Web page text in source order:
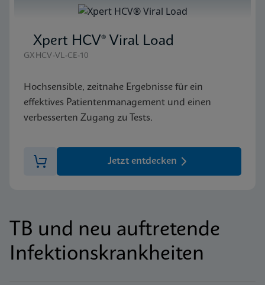
Xpert HCV® Viral Load
GXHCV-VL-CE-10
Hochsensible, zeitnahe Ergebnisse für ein
effektives Patientenmanagement und einen
verbesserten Zugang zu Tests.
Jetzt entdecken
TB und neu auftretende
Infektionskrankheiten